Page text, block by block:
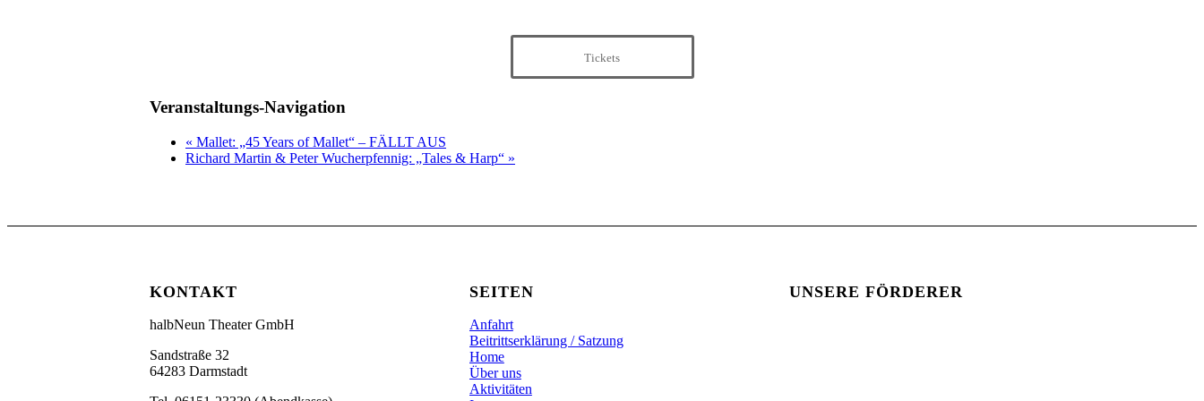
Tickets
Veranstaltungs-Navigation
« Mallet: „45 Years of Mallet“ – FÄLLT AUS
Richard Martin & Peter Wucherpfennig: „Tales & Harp“ »
KONTAKT
halbNeun Theater GmbH
Sandstraße 32
64283 Darmstadt
SEITEN
Anfahrt
Beitrittserklärung / Satzung
Home
Über uns
Aktivitäten
UNSERE FÖRDERER